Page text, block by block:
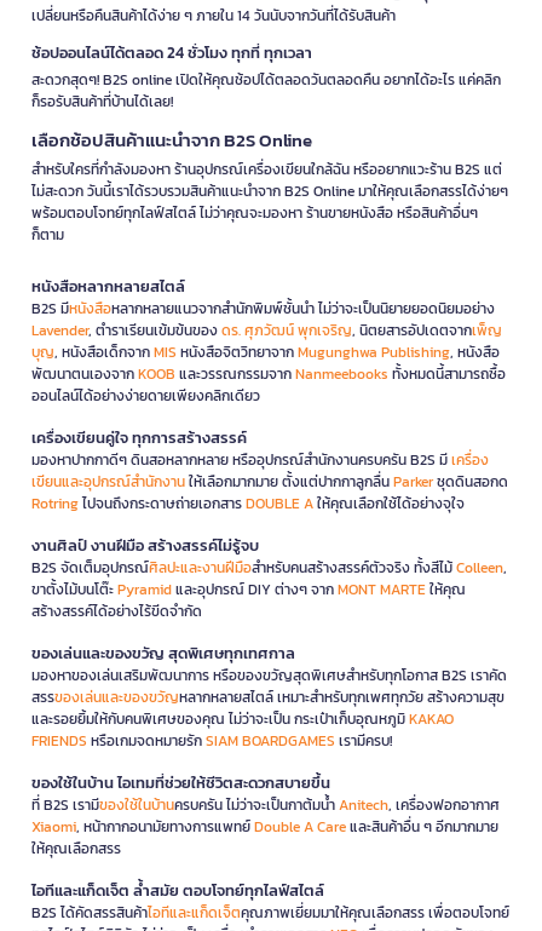
เปลี่ยนหรือคืนสินค้าได้ง่าย ๆ ภายใน 14 วันนับจากวันที่ได้รับสินค้า
ช้อปออนไลน์ได้ตลอด 24 ชั่วโมง ทุกที่ ทุกเวลา
สะดวกสุดๆ! B2S online เปิดให้คุณช้อปได้ตลอดวันตลอดคืน อยากได้อะไร แค่คลิก
ก็รอรับสินค้าที่บ้านได้เลย!
เลือกช้อปสินค้าแนะนำจาก B2S Online
สำหรับใครที่กำลังมองหา ร้านอุปกรณ์เครื่องเขียนใกล้ฉัน หรืออยากแวะร้าน B2S แต่
ไม่สะดวก วันนี้เราได้รวบรวมสินค้าแนะนำจาก B2S Online มาให้คุณเลือกสรรได้ง่ายๆ
พร้อมตอบโจทย์ทุกไลฟ์สไตล์ ไม่ว่าคุณจะมองหา ร้านขายหนังสือ หรือสินค้าอื่นๆ
ก็ตาม
หนังสือหลากหลายสไตล์
B2S มีหนังสือหลากหลายแนวจากสำนักพิมพ์ชั้นนำ ไม่ว่าจะเป็นนิยายยอดนิยมอย่าง
Lavender, ตำราเรียนเข้มข้นของดร. ศุภวัฒน์ พุกเจริญ, นิตยสารอัปเดตจากเพ็ญ
บุญ, หนังสือเด็กจากMIS หนังสือจิตวิทยาจากMugunghwa Publishing, หนังสือ
พัฒนาตนเองจากKOOB และวรรณกรรมจากNanmeebooks ทั้งหมดนี้สามารถซื้อ
ออนไลน์ได้อย่างง่ายดายเพียงคลิกเดียว
เครื่องเขียนคู่ใจ ทุกการสร้างสรรค์
มองหาปากกาดีๆ ดินสอหลากหลาย หรืออุปกรณ์สำนักงานครบครัน B2S มีเครื่อง
เขียนและอุปกรณ์สำนักงานให้เลือกมากมาย ตั้งแต่ปากกาลูกลื่นParkerชุดดินสอกด
Rotringไปจนถึงกระดาษถ่ายเอกสารDOUBLE Aให้คุณเลือกใช้ได้อย่างจุใจ
งานศิลป์ งานฝีมือ สร้างสรรค์ไม่รู้จบ
B2S จัดเต็มอุปกรณ์ศิลปะและงานฝีมือสำหรับคนสร้างสรรค์ตัวจริง ทั้งสีไม้Colleen,
ขาตั้งไม้บนโต๊ะPyramidและอุปกรณ์ DIY ต่างๆ จากMONT MARTEให้คุณ
สร้างสรรค์ได้อย่างไร้ขีดจำกัด
ของเล่นและของขวัญ สุดพิเศษทุกเทศกาล
มองหาของเล่นเสริมพัฒนาการ หรือของขวัญสุดพิเศษสำหรับทุกโอกาส B2S เราคัด
สรรของเล่นและของขวัญหลากหลายสไตล์ เหมาะสำหรับทุกเพศทุกวัย สร้างความสุข
และรอยยิ้มให้กับคนพิเศษของคุณ ไม่ว่าจะเป็น กระเป๋าเก็บอุณหภูมิKAKAO
FRIENDS หรือเกมจดหมายรักSIAM BOARDGAMES เรามีครบ!
ของใช้ในบ้าน ไอเทมที่ช่วยให้ชีวิตสะดวกสบายขึ้น
ที่ B2S เรามีของใช้ในบ้านครบครัน ไม่ว่าจะเป็นกาต้มน้ำAnitech, เครื่องฟอกอากาศ
Xiaomi, หน้ากากอนามัยทางการแพทย์Double A Careและสินค้าอื่น ๆ อีกมากมาย
ให้คุณเลือกสรร
ไอทีและแก็ดเจ็ต ล้ำสมัย ตอบโจทย์ทุกไลฟ์สไตล์
B2S ได้คัดสรรสินค้าไอทีและแก็ดเจ็ตคุณภาพเยี่ยมมาให้คุณเลือกสรร เพื่อตอบโจทย์